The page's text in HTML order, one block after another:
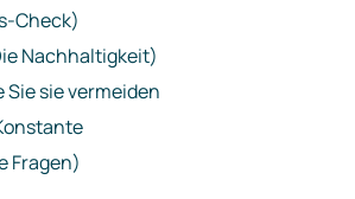
Check)
Nachhaltigkeit)
sie vermeiden
Fragen)